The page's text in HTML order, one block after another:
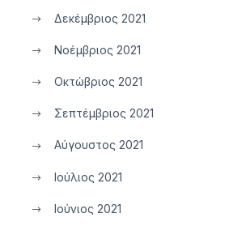
Δεκέμβριος 2021
Νοέμβριος 2021
Οκτώβριος 2021
Σεπτέμβριος 2021
Αύγουστος 2021
Ιούλιος 2021
Ιούνιος 2021